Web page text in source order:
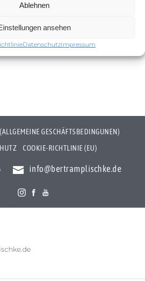
Ablehnen
ansehen
DatenschutzImpressum
Geschäftsbedingunen)
GESCHÄFTSBEDINGUNEN)
COOKIE-RICHTLINIE (EU)
info@bertramplischke.de